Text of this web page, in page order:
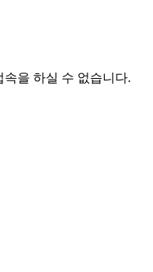
을 하실 수 없습니다.